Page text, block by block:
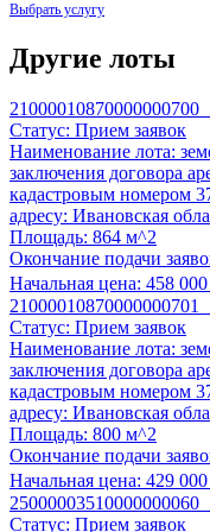
Экспертиза заявки
По 44-ФЗ, 223-ФЗ, 178-
12 900 ₽
Корректность
Полнота
Контроль
Соответствие
Готовность:48
Выбрать услугу
Подготовка заявки
По 44-ФЗ, 178-ФЗ, 127-
11 900 ₽
Другие лоты
Статус: Прием заявок
Наименование лота:
заключения договора
кадастровым номером
адресу: Ивановская
Площадь: 864 м^2
Окончание подачи
Начальная цена: 458
Статус: Прием заявок
Наименование лота:
заключения договора
кадастровым номером
адресу: Ивановская
Площадь: 800 м^2
Окончание подачи
Начальная цена: 429
Статус: Прием заявок